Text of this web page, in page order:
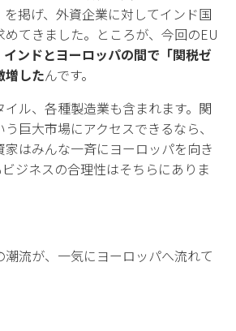
掲げ、外資企業に対してインド国
めてきました。ところが、今回のEU
インドとヨーロッパの間で「関税ゼ
増したんです。
ル、各種製造業も含まれます。関
巨大市場にアクセスできるなら、
はみんな一斉にヨーロッパを向き
ジネスの合理性はそちらにありま
潮流が、一気にヨーロッパへ流れて